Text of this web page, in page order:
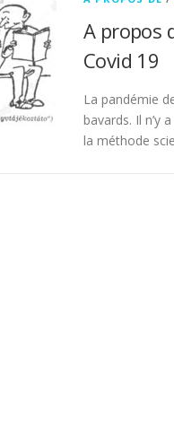
A propos
Covid 19
La pandémie
bavards. Il n’y
la méthode